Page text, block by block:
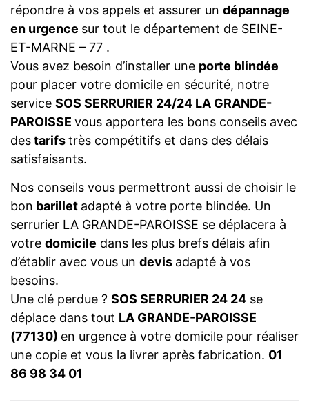
répondre à vos appels et assurer un dépannage
en urgence sur tout le département de SEINE-
ET-MARNE – 77 .
Vous avez besoin d’installer une porte blindée
pour placer votre domicile en sécurité, notre
service SOS SERRURIER 24/24 LA GRANDE-
PAROISSE vous apportera les bons conseils avec
destarifstrès compétitifs et dans des délais
satisfaisants.
Nos conseils vous permettront aussi de choisir le
bon barillet adapté à votre porte blindée. Un
serrurier LA GRANDE-PAROISSE se déplacera à
votre domicile dans les plus brefs délais afin
d’établir avec vous un devis adapté à vos
besoins.
Une clé perdue ? SOS SERRURIER 24 24 se
déplace dans tout LA GRANDE-PAROISSE
(77130) en urgence à votre domicile pour réaliser
une copie et vous la livrer après fabrication. 01
86 98 34 01